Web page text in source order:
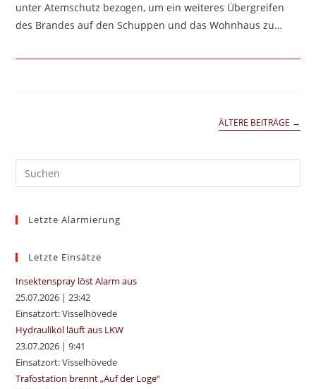
unter Atemschutz bezogen, um ein weiteres Übergreifen
des Brandes auf den Schuppen und das Wohnhaus zu…
ÄLTERE BEITRÄGE →
Letzte Alarmierung
Letzte Einsätze
Insektenspray löst Alarm aus
25.07.2026 |23:42
Einsatzort: Visselhövede
Hydrauliköl läuft aus LKW
23.07.2026 |9:41
Einsatzort: Visselhövede
Trafostation brennt „Auf der Loge“